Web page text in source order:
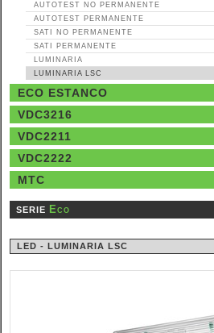
AUTOTEST NO PERMANENTE
AUTOTEST PERMANENTE
SATI NO PERMANENTE
SATI PERMANENTE
LUMINARIA
LUMINARIA LSC
ECO ESTANCO
VDC3216
VDC2211
VDC2222
MTC
SERIE Eco
LED - LUMINARIA LSC